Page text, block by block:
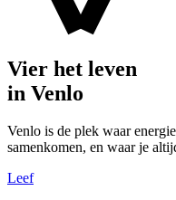
Vier het leven
in Venlo
Venlo is de plek waar
samenkomen, en waar je
Leef